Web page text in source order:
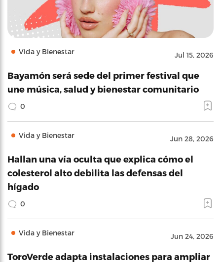
Vida y Bienestar Jul 15, 2026
Bayamón será sede del primer festival que
une música, salud y bienestar comunitario
0
Vida y Bienestar Jun 28, 2026
Hallan una vía oculta que explica cómo el
colesterol alto debilita las defensas del
hígado
0
Vida y Bienestar Jun 24, 2026
ToroVerde adapta instalaciones para ampliar